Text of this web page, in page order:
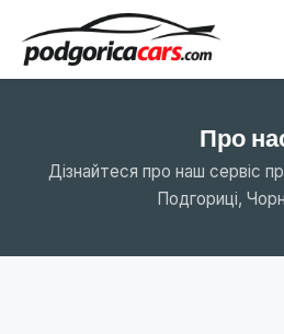
Про
Дізнайтеся про наш сервіс
Подгориці,